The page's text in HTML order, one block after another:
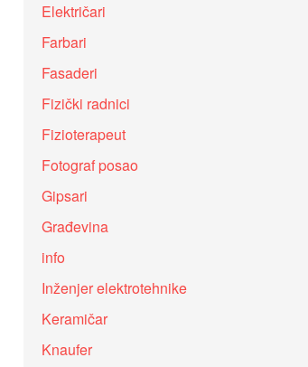
Električari
Farbari
Fasaderi
Fizički radnici
Fizioterapeut
Fotograf posao
Gipsari
Građevina
info
Inženjer elektrotehnike
Keramičar
Knaufer